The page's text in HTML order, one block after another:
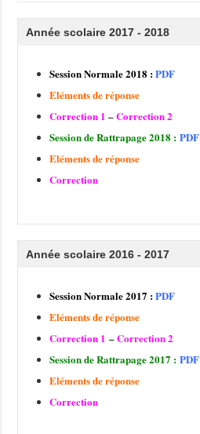
Année scolaire 2017 - 2018
Session Normale 2018 :PDF
Eléments de réponse
Correction 1 –Correction 2
Session de Rattrapage 2018 : PDF
Eléments de réponse
Correction
Année scolaire 2016 - 2017
Session Normale 2017 :PDF
Eléments de réponse
Correction 1 –Correction 2
Session de Rattrapage 2017 : PDF
Eléments de réponse
Correction